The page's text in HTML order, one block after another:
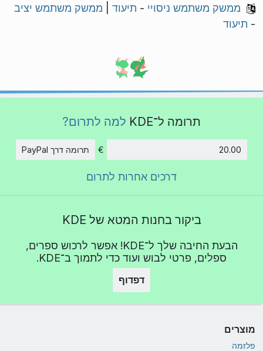
ממשק משתמש ניסויי - תיעוד
ממשק משתמש יציב
- תיעוד
תרומה ל־KDE למה לתרום?
€ תרומה דרך PayPal
דרכים אחרות לתרום
ביקור בחנות המטא של KDE
הבעת החיבה שלך ל־KDE! אפשר לרכוש ספרים,
ספלים, פרטי לבוש ועוד כדי לתמוך ב־KDE.
דפדוף
מוצרים
פלזמה